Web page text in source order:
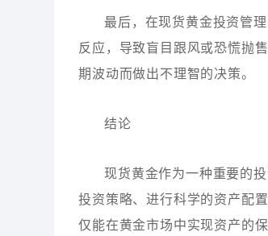
最后，在现货黄金投资管
反应，导致盲目跟风或恐慌抛
期波动而做出不理智的决策。
结论
现货黄金作为一种重要的
投资策略、进行科学的资产配
仅能在黄金市场中实现资产的